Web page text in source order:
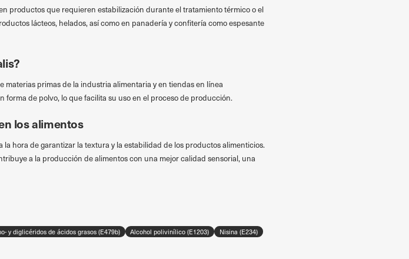
productos que requieren estabilización durante el tratamiento térmico o el
lácteos, helados, así como en panadería y confitería como espesante
primas de la industria alimentaria y en tiendas en línea
de polvo, lo que facilita su uso en el proceso de producción.
los alimentos
hora de garantizar la textura y la estabilidad de los productos alimenticios.
a la producción de alimentos con una mejor calidad sensorial, una
y diglicéridos de ácidos grasos (E479b) Alcohol polivinílico (E1203) Nisina (E234)